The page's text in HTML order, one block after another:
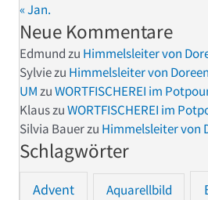
« Jan.
Neue Kommentare
Edmundzu Himmelsleiter von
Sylviezu Himmelsleiter von
UMzuWORTFISCHEREI im
KlauszuWORTFISCHEREI im
Silvia Bauerzu Himmelsleiter von
Schlagwörter
Advent Aquarellbild